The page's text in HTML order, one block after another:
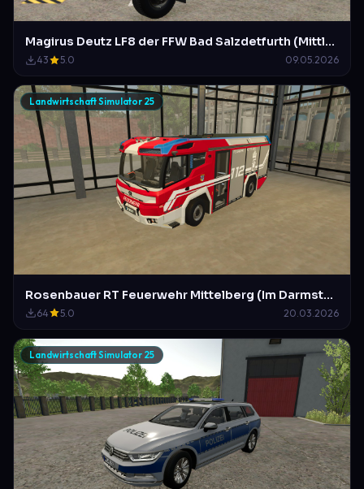
Magirus Deutz LF8 der FFW Bad Salzdetfurth (Mittlerweile a.D)
43 5.0 09.05.2026
Landwirtschaft Simulator 25
Rosenbauer RT Feuerwehr Mittelberg (Im Darmstädter Design)
64 5.0 20.03.2026
Landwirtschaft Simulator 25